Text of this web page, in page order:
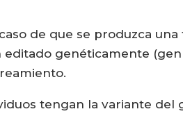
de que se produzca
genéticamente
tengan la variante del